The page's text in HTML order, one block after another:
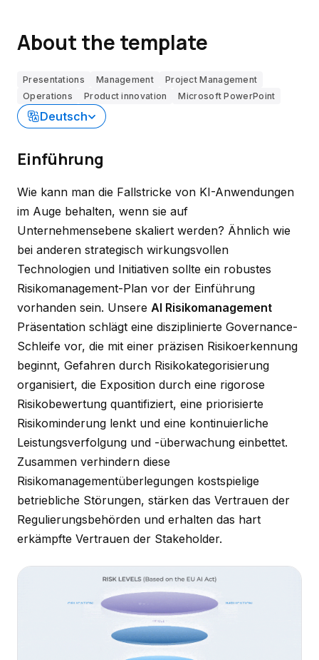
About the template
Presentations Management
Project Management
Operations
Product innovation Microsoft PowerPoint
Deutsch
Einführung
Wie kann man die Fallstricke von KI-Anwendungen
im Auge behalten, wenn sie auf
Unternehmensebene skaliert werden? Ähnlich wie
bei anderen strategisch wirkungsvollen
Technologien und Initiativen sollte ein robustes
Risikomanagement-Plan vor der Einführung
vorhanden sein. Unsere AI Risikomanagement
Präsentation schlägt eine disziplinierte Governance-
Schleife vor, die mit einer präzisen Risikoerkennung
beginnt, Gefahren durch Risikokategorisierung
organisiert, die Exposition durch eine rigorose
Risikobewertung quantifiziert, eine priorisierte
Risikominderung lenkt und eine kontinuierliche
Leistungsverfolgung und -überwachung einbettet.
Zusammen verhindern diese
Risikomanagementüberlegungen kostspielige
betriebliche Störungen, stärken das Vertrauen der
Regulierungsbehörden und erhalten das hart
erkämpfte Vertrauen der Stakeholder.